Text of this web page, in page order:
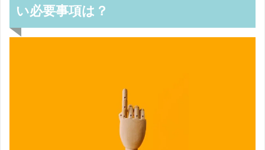
い必要事項は？